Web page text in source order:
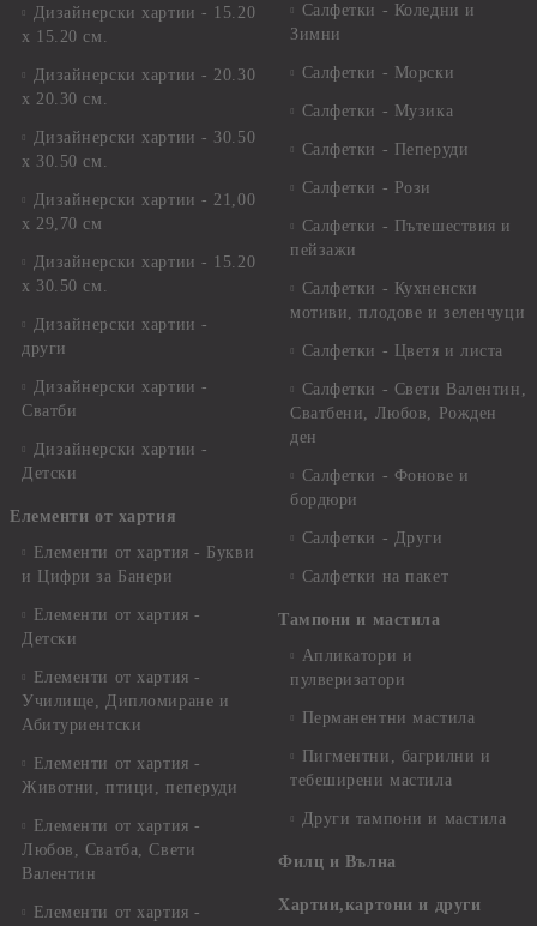
Дизайнерски хартии - 15.20
х 15.20 см.
Дизайнерски хартии - 20.30
х 20.30 см.
Дизайнерски хартии - 30.50
х 30.50 см.
Дизайнерски хартии - 21,00
х 29,70 см
Дизайнерски хартии - 15.20
x 30.50 см.
Дизайнерски хартии -
други
Дизайнерски хартии -
Сватби
Дизайнерски хартии -
Детски
Елементи от хартия
Елементи от хартия - Букви
и Цифри за Банери
Елементи от хартия -
Детски
Елементи от хартия -
Училище, Дипломиране и
Абитуриентски
Елементи от хартия -
Животни, птици, пеперуди
Елементи от хартия -
Любов, Сватба, Свети
Валентин
Елементи от хартия -
Салфетки - Коледни и
Зимни
Салфетки - Морски
Салфетки - Музика
Салфетки - Пеперуди
Салфетки - Рози
Салфетки - Пътешествия и
пейзажи
Салфетки - Кухненски
мотиви, плодове и зеленчуци
Салфетки - Цветя и листа
Салфетки - Свети Валентин,
Сватбени, Любов, Рожден
ден
Салфетки - Фонове и
бордюри
Салфетки - Други
Салфетки на пакет
Тампони и мастила
Апликатори и
пулверизатори
Перманентни мастила
Пигментни, багрилни и
тебеширени мастила
Други тампони и мастила
Филц и Вълна
Хартии,картони и други